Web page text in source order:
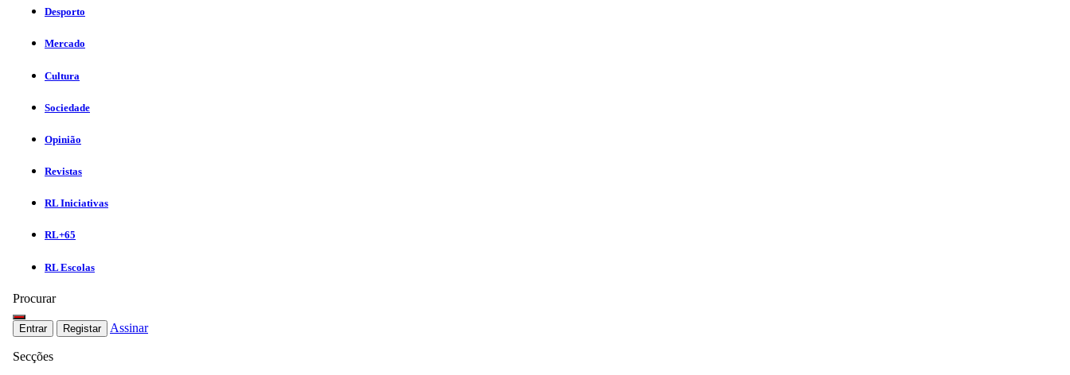
Desporto
Mercado
Cultura
Sociedade
Opinião
Revistas
RL Iniciativas
RL+65
RL Escolas
Procurar
Entrar Registar Assinar
Secções